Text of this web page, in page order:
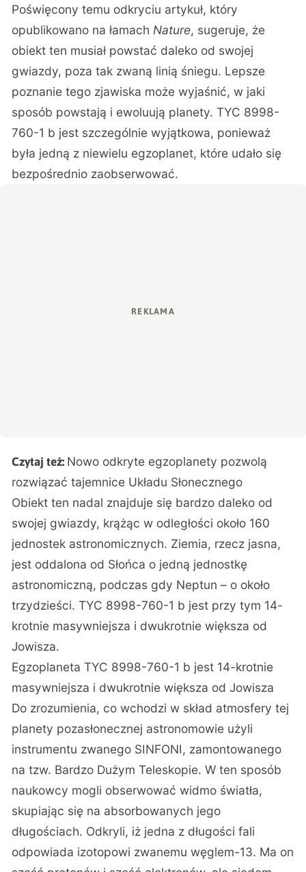
Poświęcony temu odkryciu artykuł, który
opublikowano na łamach Nature, sugeruje, że
obiekt ten musiał powstać daleko od swojej
gwiazdy, poza tak zwaną linią śniegu. Lepsze
poznanie tego zjawiska może wyjaśnić, w jaki
sposób powstają i ewoluują planety. TYC 8998-
760-1 b jest szczególnie wyjątkowa, ponieważ
była jedną z niewielu egzoplanet, które udało się
bezpośrednio zaobserwować.
Czytaj też: Nowo odkryte egzoplanety pozwolą
rozwiązać tajemnice Układu Słonecznego
Obiekt ten nadal znajduje się bardzo daleko od
swojej gwiazdy, krążąc w odległości około 160
jednostek astronomicznych. Ziemia, rzecz jasna,
jest oddalona od Słońca o jedną jednostkę
astronomiczną, podczas gdy Neptun – o około
trzydzieści. TYC 8998-760-1 b jest przy tym 14-
krotnie masywniejsza i dwukrotnie większa od
Jowisza.
Egzoplaneta TYC 8998-760-1 b jest 14-krotnie
masywniejsza i dwukrotnie większa od Jowisza
Do zrozumienia, co wchodzi w skład atmosfery tej
planety pozasłonecznej astronomowie użyli
instrumentu zwanego SINFONI, zamontowanego
na tzw. Bardzo Dużym Teleskopie. W ten sposób
naukowcy mogli obserwować widmo światła,
skupiając się na absorbowanych jego
długościach. Odkryli, iż jedna z długości fali
odpowiada izotopowi zwanemu węglem-13. Ma on